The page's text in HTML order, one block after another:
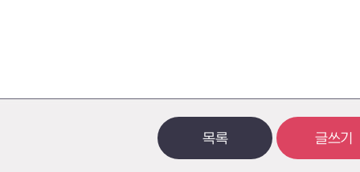
목록 글쓰기